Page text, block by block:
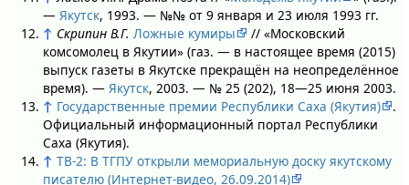
— Якутск, 1993. — №№ от 9 января и 23 июля 1993 гг.
↑ Скрипин В.Г. Ложные кумиры
// «Московский
комсомолец в Якутии» (газ. — в настоящее время (2015)
выпуск газеты в Якутске прекращён на неопределённое
время). — Якутск, 2003. — № 25 (202), 18—25 июня 2003.
↑ Государственные премии Республики Саха (Якутия)
.
Официальный информационный портал Республики
Саха (Якутия).
↑ ТВ-2: В ТГПУ открыли мемориальную доску якутскому
писателю (Интернет-видео, 26.09.2014)